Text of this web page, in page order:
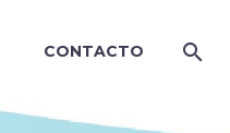
CONTACTO